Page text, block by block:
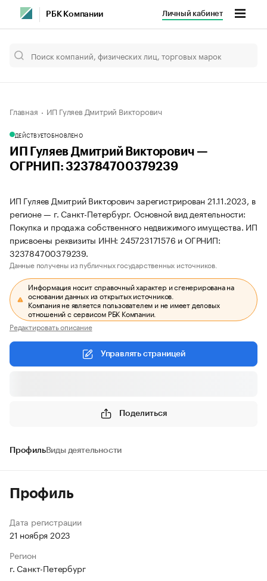
РБК Компании Личный кабинет
Главная ИП Гуляев Дмитрий Викторович
ДЕЙСТВУЕТОБНОВЛЕНО
ИП Гуляев Дмитрий Викторович —
ОГРНИП: 323784700379239
ИП Гуляев Дмитрий Викторович зарегистрирован 21.11.2023, в
регионе — г. Санкт-Петербург. Основной вид деятельности:
Покупка и продажа собственного недвижимого имущества. ИП
присвоены реквизиты ИНН: 245723171576 и ОГРНИП:
323784700379239.
Данные получены из публичных государственных источников.
Информация носит справочный характер и сгенерирована на
основании данных из открытых источников.
Компания не является пользователем и не имеет деловых
отношений с сервисом РБК Компании.
Редактировать описание
Управлять страницей
Поделиться
ПрофильВиды деятельности
Профиль
Дата регистрации
21 ноября 2023
Регион
г. Санкт-Петербург